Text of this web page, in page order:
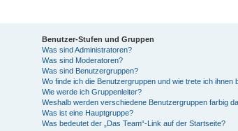
Benutzer-Stufen und Gruppen
Was sind Administratoren?
Was sind Moderatoren?
Was sind Benutzergruppen?
Wo finde ich die Benutzergruppen und wie trete ich ihnen
Wie werde ich Gruppenleiter?
Weshalb werden verschiedene Benutzergruppen farbig
Was ist eine Hauptgruppe?
Was bedeutet der „Das Team“-Link auf der Startseite?